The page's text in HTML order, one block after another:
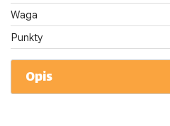
Waga
Punkty
Opis